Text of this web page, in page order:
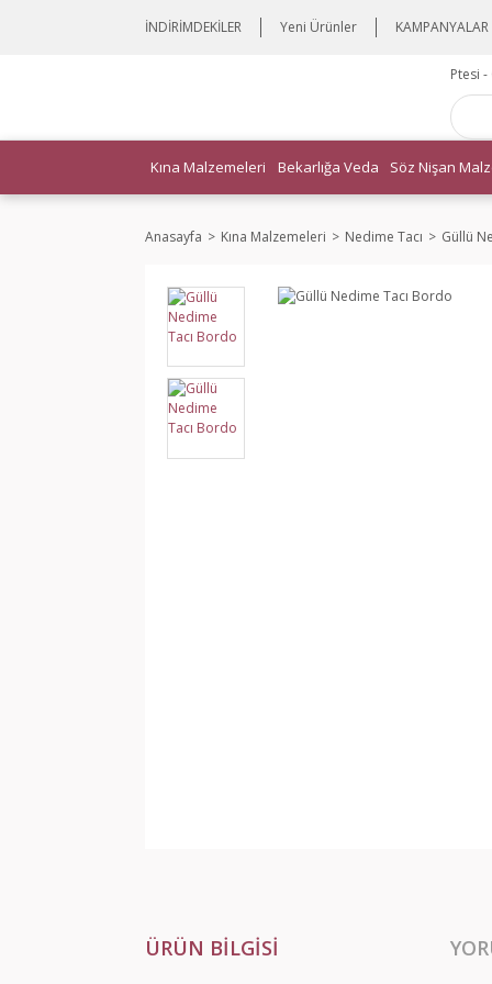
İNDİRİMDEKİLER Yeni Ürünler KAMPANYALAR
Ptesi -
Kına Malzemeleri Bekarlığa Veda Söz Nişan
Anasayfa Kına Malzemeleri Nedime Tacı Güllü
ÜRÜN BILGISI